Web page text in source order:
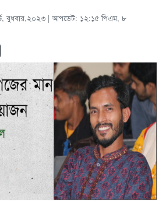
বুধবার,২০২৩ | আপডেট: ১২:১৫ পিএম, ৮